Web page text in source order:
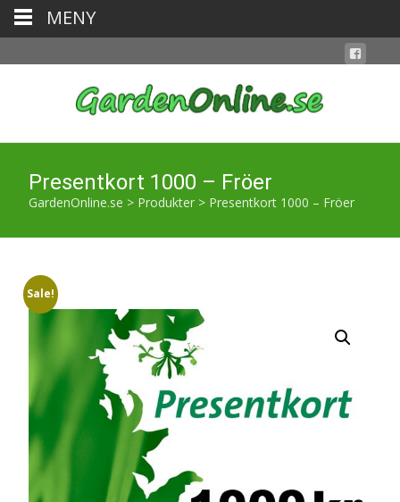
Presentkort 1000 – Fröer
GardenOnline.se > Produkter > Presentkort 1000 – Fröer
Sale!
MENY